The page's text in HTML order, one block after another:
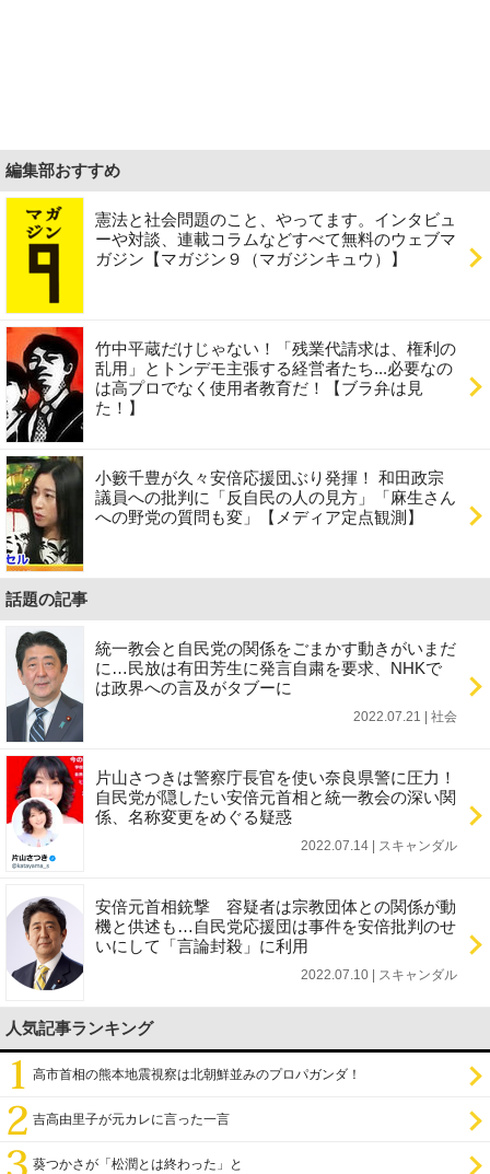
編集部おすすめ
憲法と社会問題のこと、やってます。インタビュ
ーや対談、連載コラムなどすべて無料のウェブマ
ガジン【マガジン９（マガジンキュウ）】
竹中平蔵だけじゃない！「残業代請求は、権利の
乱用」とトンデモ主張する経営者たち...必要なの
は高プロでなく使用者教育だ！【ブラ弁は見
た！】
小籔千豊が久々安倍応援団ぶり発揮！ 和田政宗
議員への批判に「反自民の人の見方」「麻生さん
への野党の質問も変」【メディア定点観測】
話題の記事
統一教会と自民党の関係をごまかす動きがいまだ
に…民放は有田芳生に発言自粛を要求、NHKで
は政界への言及がタブーに
2022.07.21 | 社会
片山さつきは警察庁長官を使い奈良県警に圧力！
自民党が隠したい安倍元首相と統一教会の深い関
係、名称変更をめぐる疑惑
2022.07.14 | スキャンダル
安倍元首相銃撃 容疑者は宗教団体との関係が動
機と供述も…自民党応援団は事件を安倍批判のせ
いにして「言論封殺」に利用
2022.07.10 | スキャンダル
人気記事ランキング
高市首相の熊本地震視察は北朝鮮並みのプロパガンダ！
吉高由里子が元カレに言った一言
葵つかさが「松潤とは終わった」と